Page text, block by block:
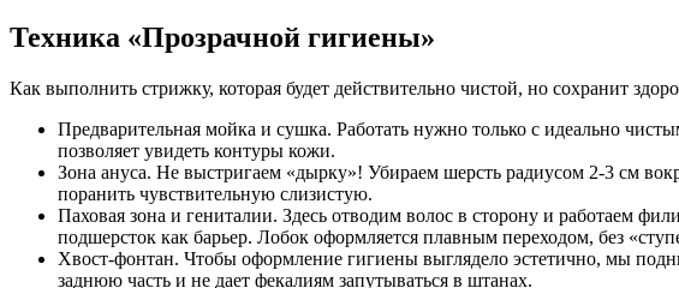
Техника «Прозрачной гигиены»
Как выполнить стрижку, которая будет действительно чистой, но сохранит
Предварительная мойка и сушка. Работать нужно только с идеально
позволяет увидеть контуры кожи.
Зона ануса. Не выстригаем «дырку»! Убираем шерсть радиусом 2-3 см
поранить чувствительную слизистую.
Паховая зона и гениталии. Здесь отводим волос в сторону и работаем
подшерсток как барьер. Лобок оформляется плавным переходом, без
Хвост-фонтан. Чтобы оформление гигиены выглядело эстетично, мы
заднюю часть и не дает фекалиям запутываться в штанах.